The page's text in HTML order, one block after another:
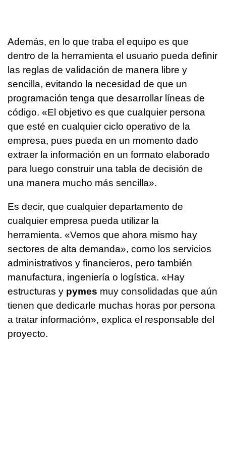
Además, en lo que traba el equipo es que
dentro de la herramienta el usuario pueda definir
las reglas de validación de manera libre y
sencilla, evitando la necesidad de que un
programación tenga que desarrollar líneas de
código. «El objetivo es que cualquier persona
que esté en cualquier ciclo operativo de la
empresa, pues pueda en un momento dado
extraer la información en un formato elaborado
para luego construir una tabla de decisión de
una manera mucho más sencilla».
Es decir, que cualquier departamento de
cualquier empresa pueda utilizar la
herramienta. «Vemos que ahora mismo hay
sectores de alta demanda», como los servicios
administrativos y financieros, pero también
manufactura, ingeniería o logística. «Hay
estructuras y pymes muy consolidadas que aún
tienen que dedicarle muchas horas por persona
a tratar información», explica el responsable del
proyecto.